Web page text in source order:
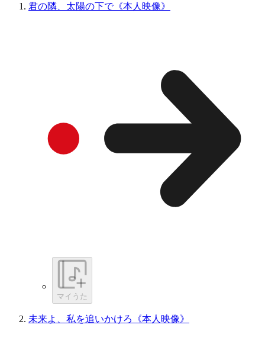
君の隣、太陽の下で《本人映像》
マイうた
未来よ、私を追いかけろ《本人映像》